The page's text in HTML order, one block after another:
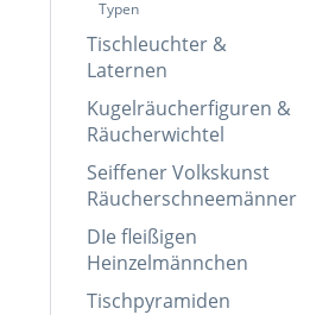
Typen
Tischleuchter &
Laternen
Kugelräucherfiguren &
Räucherwichtel
Seiffener Volkskunst
Räucherschneemänner
DIe fleißigen
Heinzelmännchen
Tischpyramiden